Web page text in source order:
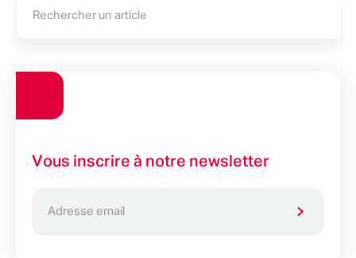
Vous inscrire à notre newsletter